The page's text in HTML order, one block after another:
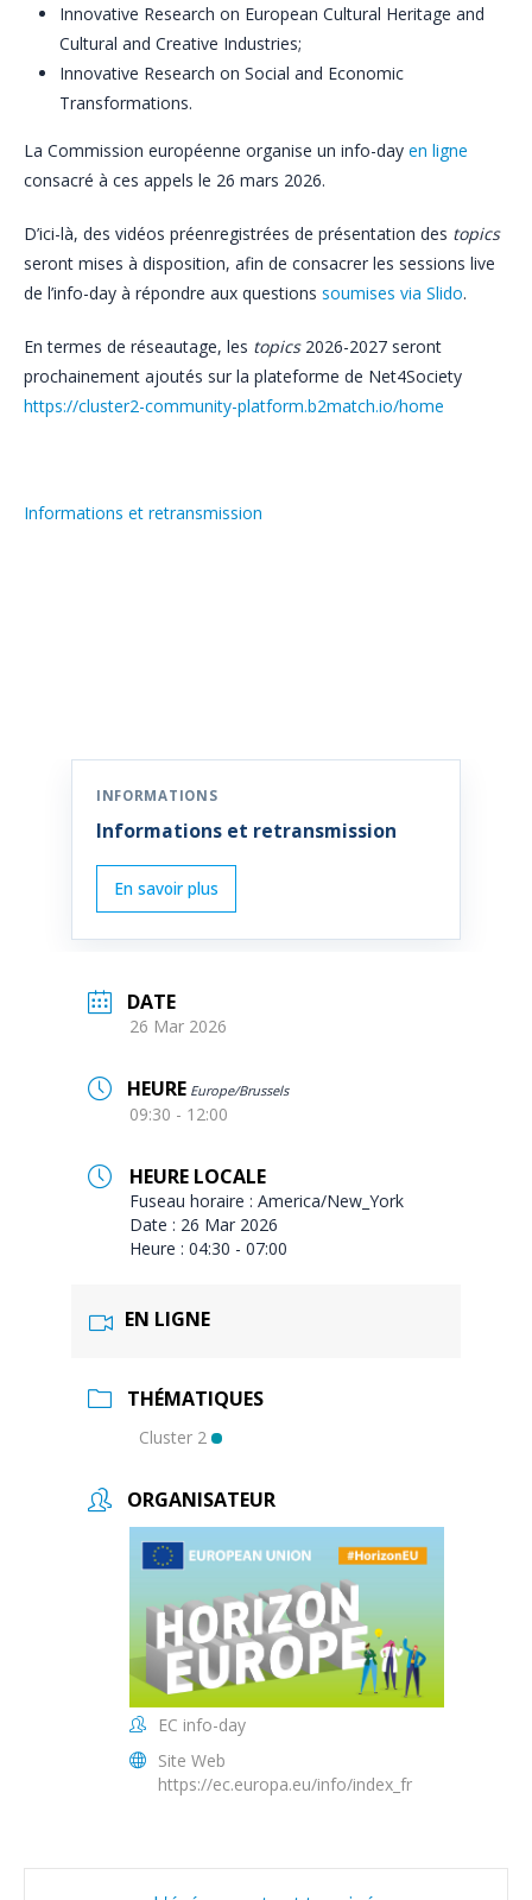
Innovative Research on European Cultural Heritage and
Cultural and Creative Industries;
Innovative Research on Social and Economic
Transformations.
La Commission européenne organise un info-day en ligne
consacré à ces appels le 26 mars 2026.
D’ici-là, des vidéos préenregistrées de présentation des topics
seront mises à disposition, afin de consacrer les sessions live
de l’info-day à répondre aux questions soumises via Slido.
En termes de réseautage, les topics2026-2027 seront
prochainement ajoutés sur la plateforme de Net4Society
https://cluster2-community-platform.b2match.io/home
Informations et retransmission
Informations et retransmission
DATE
26 Mar 2026
HEURE Europe/Brussels
09:30 - 12:00
HEURE LOCALE
Fuseau horaire : America/New_York
Date : 26 Mar 2026
Heure : 04:30 - 07:00
EN LIGNE
THÉMATIQUES
Cluster 2
ORGANISATEUR
EC info-day
Site Web
https://ec.europa.eu/info/index_fr